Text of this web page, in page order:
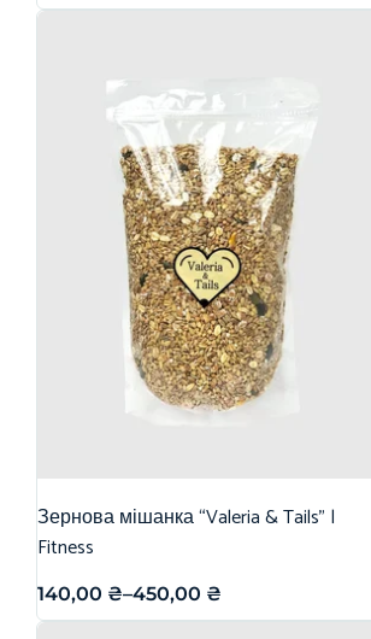
Зернова мішанка “Valeria & Tails” |
Fitness
140,00 ₴–450,00 ₴